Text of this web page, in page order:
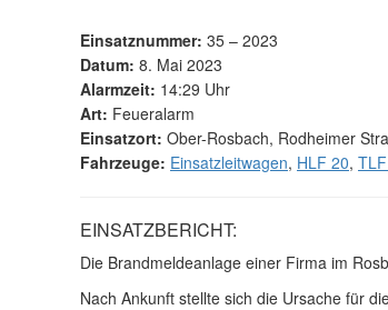
Einsatznummer: 35 – 2023
Datum: 8. Mai 2023
Alarmzeit: 14:29 Uhr
Art: Feueralarm
Einsatzort: Ober-Rosbach, Rodheimer
Fahrzeuge: Einsatzleitwagen, HLF 20,
EINSATZBERICHT:
Die Brandmeldeanlage einer Firma im
Nach Ankunft stellte sich die Ursache für